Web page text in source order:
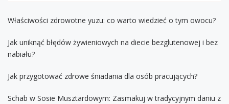
Właściwości zdrowotne yuzu: co warto wiedzieć o tym owocu?
Jak uniknąć błędów żywieniowych na diecie bezglutenowej i bez
nabiału?
Jak przygotować zdrowe śniadania dla osób pracujących?
Schab w Sosie Musztardowym: Zasmakuj w tradycyjnym daniu z